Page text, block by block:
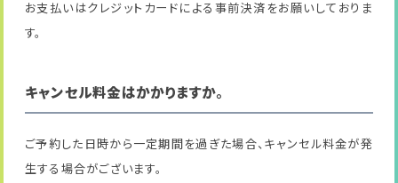
お支払いはクレジットカードによる事前決済をお願いしておりま
す。
キャンセル料金はかかりますか。
ご予約した日時から一定期間を過ぎた場合、キャンセル料金が発
生する場合がございます。